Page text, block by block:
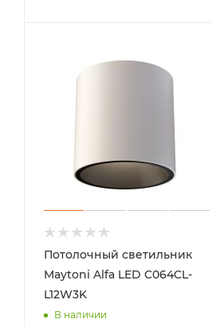
Потолочный светильник
Maytoni Alfa LED C064CL-
L12W3K
В наличии